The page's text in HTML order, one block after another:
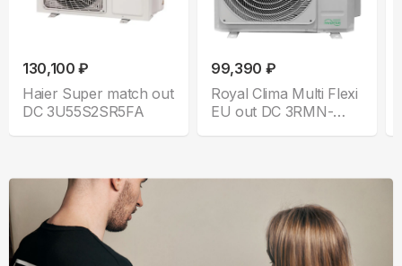
130,100 ₽
Haier Super match out
DC 3U55S2SR5FA
99,390 ₽
Royal Clima Multi Flexi
EU out DC 3RMN-